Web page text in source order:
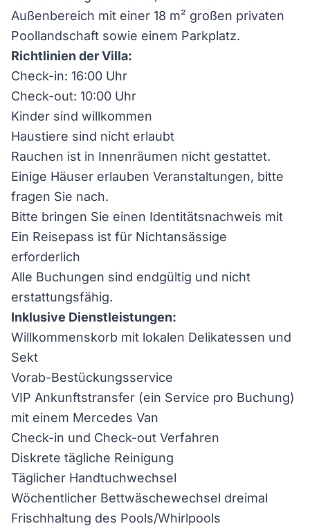
Außenbereich mit einer 18 m² großen privaten
Poollandschaft sowie einem Parkplatz.
Richtlinien der Villa:
Check-in: 16:00 Uhr
Check-out: 10:00 Uhr
Kinder sind willkommen
Haustiere sind nicht erlaubt
Rauchen ist in Innenräumen nicht gestattet.
Einige Häuser erlauben Veranstaltungen, bitte
fragen Sie nach.
Bitte bringen Sie einen Identitätsnachweis mit
Ein Reisepass ist für Nichtansässige
erforderlich
Alle Buchungen sind endgültig und nicht
erstattungsfähig.
Inklusive Dienstleistungen:
Willkommenskorb mit lokalen Delikatessen und
Sekt
Vorab-Bestückungsservice
VIP Ankunftstransfer (ein Service pro Buchung)
mit einem Mercedes Van
Check-in und Check-out Verfahren
Diskrete tägliche Reinigung
Täglicher Handtuchwechsel
Wöchentlicher Bettwäschewechsel dreimal
Frischhaltung des Pools/Whirlpools